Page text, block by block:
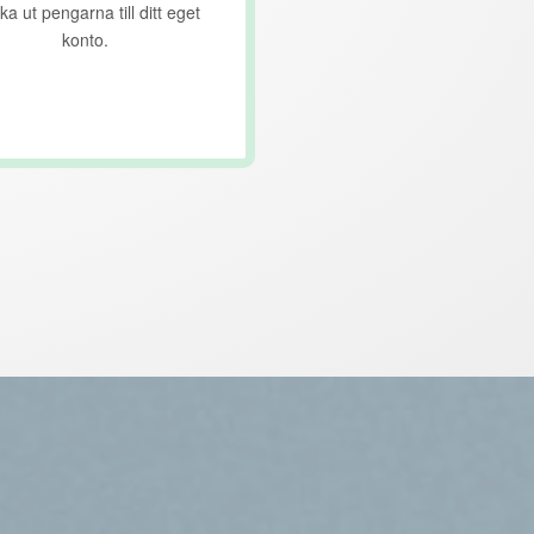
ut pengarna till ditt eget
konto.